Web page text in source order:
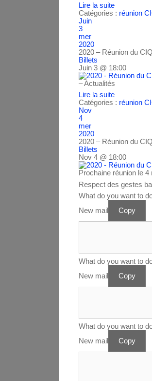
Lire la suite
Catégories : réunion
Juin
3
mer
2020
2020 – Réunion du
Billets
Juin 3 @ 18:00
– Actualités
Lire la suite
Catégories : réunion
Nov
4
mer
2020
2020 – Réunion du
Billets
Nov 4 @ 18:00
Prochaine réunion le
Respect des gestes
What do you want to
New mail
Copy
What do you want to
New mail
Copy
What do you want to
New mail
Copy